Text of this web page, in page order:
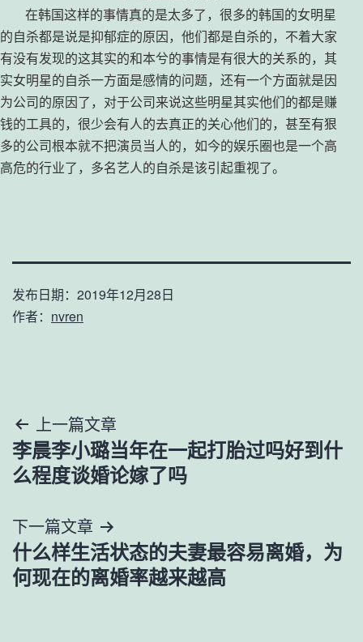
在韩国这样的事情真的是太多了，很多的韩国的女明星
的自杀都是说是抑郁症的原因，他们都是自杀的，不着大家
有没有发现的这其实的和本兮的事情是有很大的关系的，其
实女明星的自杀一方面是感情的问题，还有一个方面就是因
为公司的原因了，对于公司来说这些明星其实他们的都是赚
钱的工具的，很少会有人的去真正的关心他们的，甚至有狠
多的公司根本就不把演员当人的，如今的娱乐圈也是一个高
高危的行业了，多名艺人的自杀是该引起重视了。
发布日期： 2019年12月28日
作者： nvren
文
章
航
上一篇文章
李晨李小璐当年在一起打胎过吗好到什
么程度谈婚论嫁了吗
下一篇文章
什么样生活状态的夫妻最容易离婚，为
何现在的离婚率越来越高